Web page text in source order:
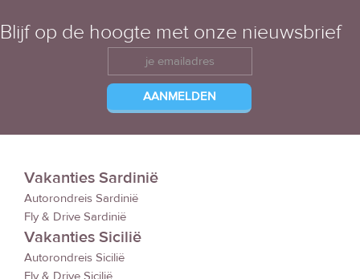
Blijf op de hoogte met onze nieuwsbrief
Vakanties Sardinië
Autorondreis Sardinië
Fly & Drive Sardinië
Vakanties Sicilië
Autorondreis Sicilië